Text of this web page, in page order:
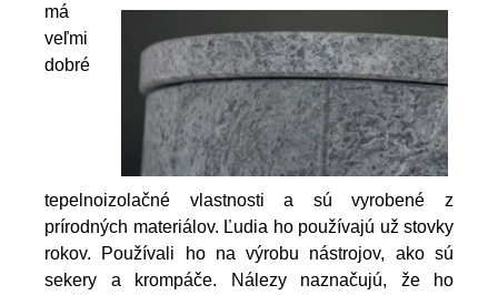
má
veľmi
dobré
tepelnoizolačné vlastnosti a sú vyrobené z
prírodných materiálov. Ľudia ho používajú už stovky
rokov. Používali ho na výrobu nástrojov, ako sú
sekery a krompáče. Nálezy naznačujú, že ho